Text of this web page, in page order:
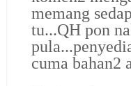
memang
tu...QH pon
cuma bahan2